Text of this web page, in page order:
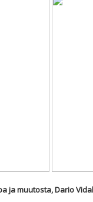
ja muutosta, Dario